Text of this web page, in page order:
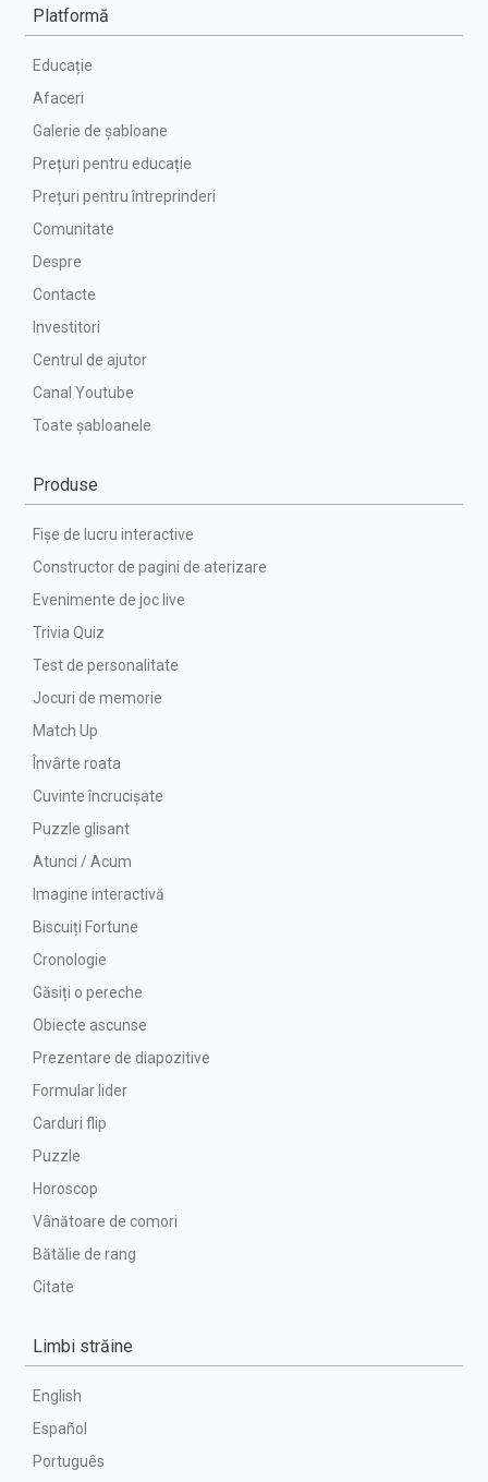
Platformă
Educație
Afaceri
Galerie de șabloane
Prețuri pentru educație
Prețuri pentru întreprinderi
Comunitate
Despre
Contacte
Investitori
Centrul de ajutor
Canal Youtube
Toate șabloanele
Produse
Fișe de lucru interactive
Constructor de pagini de aterizare
Evenimente de joc live
Trivia Quiz
Test de personalitate
Jocuri de memorie
Match Up
Învârte roata
Cuvinte încrucișate
Puzzle glisant
Atunci / Acum
Imagine interactivă
Biscuiți Fortune
Cronologie
Găsiți o pereche
Obiecte ascunse
Prezentare de diapozitive
Formular lider
Carduri flip
Puzzle
Horoscop
Vânătoare de comori
Bătălie de rang
Citate
Limbi străine
English
Español
Português